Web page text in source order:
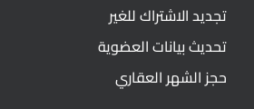
تجديد الاشتراك للغير
تحديث بيانات العضوية
حجز الشهر العقاري